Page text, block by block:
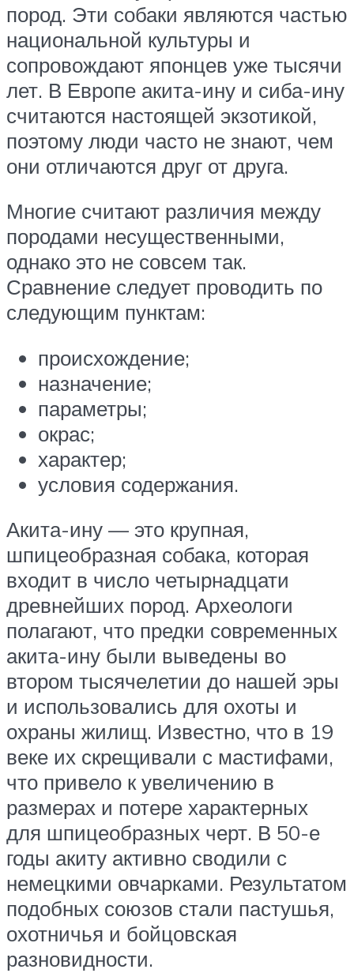
пород. Эти собаки являются частью
национальной культуры и
сопровождают японцев уже тысячи
лет. В Европе акита-ину и сиба-ину
считаются настоящей экзотикой,
поэтому люди часто не знают, чем
они отличаются друг от друга.
Многие считают различия между
породами несущественными,
однако это не совсем так.
Сравнение следует проводить по
следующим пунктам:
происхождение;
назначение;
параметры;
окрас;
характер;
условия содержания.
Акита-ину — это крупная,
шпицеобразная собака, которая
входит в число четырнадцати
древнейших пород. Археологи
полагают, что предки современных
акита-ину были выведены во
втором тысячелетии до нашей эры
и использовались для охоты и
охраны жилищ. Известно, что в 19
веке их скрещивали с мастифами,
что привело к увеличению в
размерах и потере характерных
для шпицеобразных черт. В 50-е
годы акиту активно сводили с
немецкими овчарками. Результатом
подобных союзов стали пастушья,
охотничья и бойцовская
разновидности.